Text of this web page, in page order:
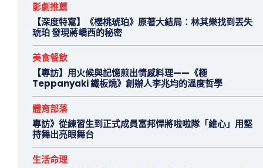
影劇推薦
【深度特寫】《櫻桃琥珀》原著大結局：林其樂找到丟失
琥珀 發現蔣嶠西的秘密
美食餐飲
【專訪】用火候與記憶煎出情感料理——《極
Teppanyaki 鐵板燒》創辦人李兆均的溫度哲學
體育部落
專訪》從練習生到正式成員富邦悍將啦啦隊「維心」用堅
持舞出亮眼舞台
生活命理